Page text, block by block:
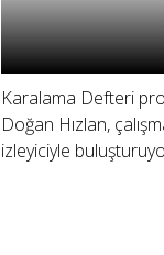
Karalama Defteri
Doğan Hızlan,
izleyiciyle